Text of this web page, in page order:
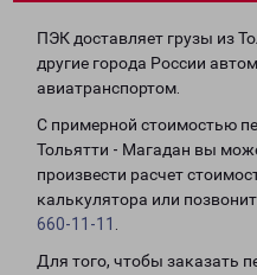
ПЭК доставляет грузы из
другие города России
авиатранспортом.
С примерной стоимостью
Тольятти - Магадан вы
произвести расчет
калькулятора или
660-11-11
Для того, чтобы заказать